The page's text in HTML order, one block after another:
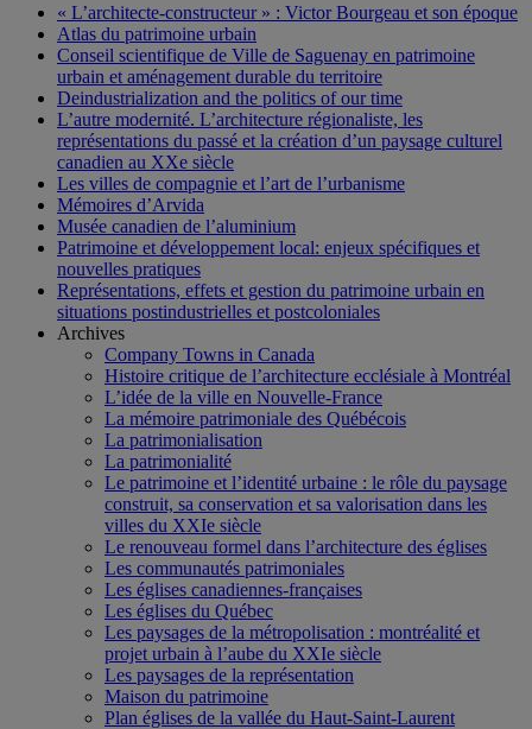
« L’architecte-constructeur » : Victor Bourgeau et son époque
Atlas du patrimoine urbain
Conseil scientifique de Ville de Saguenay en patrimoine
urbain et aménagement durable du territoire
Deindustrialization and the politics of our time
L’autre modernité. L’architecture régionaliste, les
représentations du passé et la création d’un paysage culturel
canadien au XXe siècle
Les villes de compagnie et l’art de l’urbanisme
Mémoires d’Arvida
Musée canadien de l’aluminium
Patrimoine et développement local: enjeux spécifiques et
nouvelles pratiques
Représentations, effets et gestion du patrimoine urbain en
situations postindustrielles et postcoloniales
Archives
Company Towns in Canada
Histoire critique de l’architecture ecclésiale à Montréal
L’idée de la ville en Nouvelle-France
La mémoire patrimoniale des Québécois
La patrimonialisation
La patrimonialité
Le patrimoine et l’identité urbaine : le rôle du paysage
construit, sa conservation et sa valorisation dans les
villes du XXIe siècle
Le renouveau formel dans l’architecture des églises
Les communautés patrimoniales
Les églises canadiennes-françaises
Les églises du Québec
Les paysages de la métropolisation : montréalité et
projet urbain à l’aube du XXIe siècle
Les paysages de la représentation
Maison du patrimoine
Plan églises de la vallée du Haut-Saint-Laurent